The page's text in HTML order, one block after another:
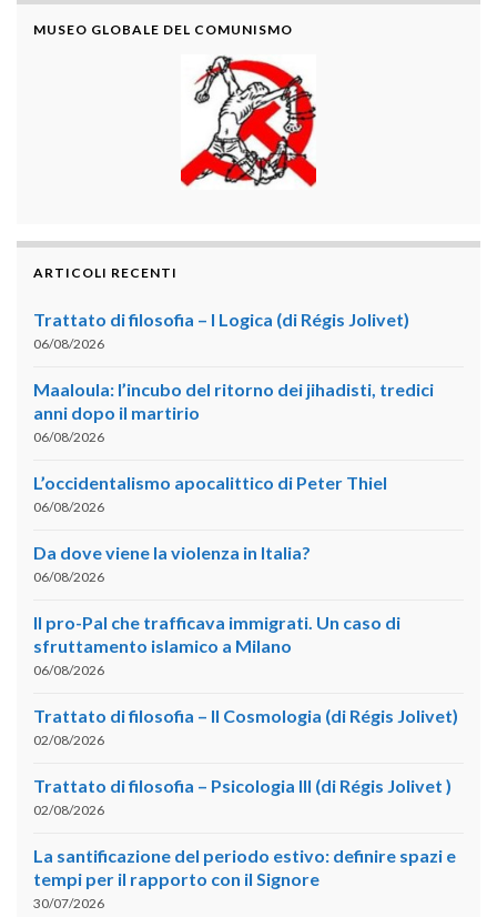
MUSEO GLOBALE DEL COMUNISMO
ARTICOLI RECENTI
Trattato di filosofia – I Logica (di Régis Jolivet)
06/08/2026
Maaloula: l’incubo del ritorno dei jihadisti, tredici
anni dopo il martirio
06/08/2026
L’occidentalismo apocalittico di Peter Thiel
06/08/2026
Da dove viene la violenza in Italia?
06/08/2026
Il pro-Pal che trafficava immigrati. Un caso di
sfruttamento islamico a Milano
06/08/2026
Trattato di filosofia – II Cosmologia (di Régis Jolivet)
02/08/2026
Trattato di filosofia – Psicologia III (di Régis Jolivet )
02/08/2026
La santificazione del periodo estivo: definire spazi e
tempi per il rapporto con il Signore
30/07/2026